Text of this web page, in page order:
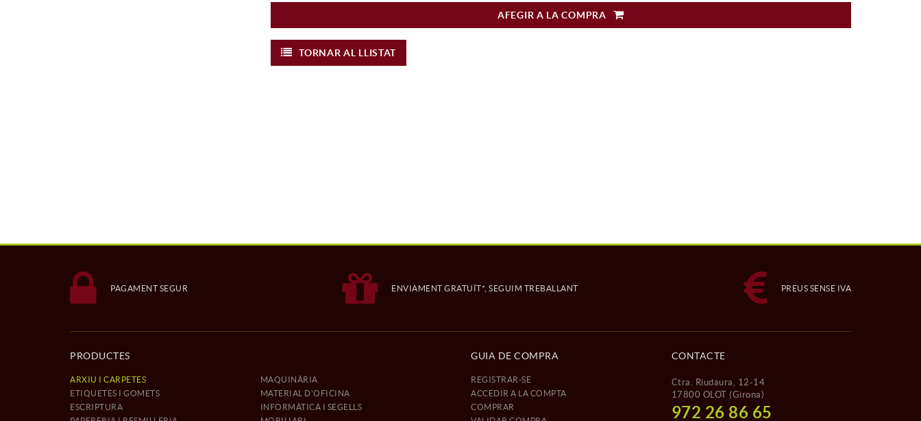
AFEGIR A LA COMPRA
TORNAR AL LLISTAT
PAGAMENT SEGUR ENVIAMENT GRATUÏT*, SEGUIM TREBALLANT PREUS SENSE IVA
PRODUCTES
ARXIU I CARPETES
MAQUINÀRIA
ETIQUETES I GOMETS
MATERIAL D'OFICINA
ESCRIPTURA
INFORMÀTICA I SEGELLS
GUIA DE COMPRA
REGISTRAR-SE
ACCEDIR A LA COMPTA
COMPRAR
CONTACTE
Ctra. Riudaura, 12-14
17800 OLOT (Girona)
972 26 86 65